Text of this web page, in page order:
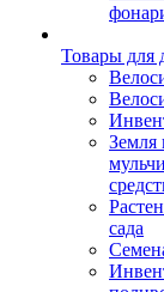
Товары для
Земля
сада